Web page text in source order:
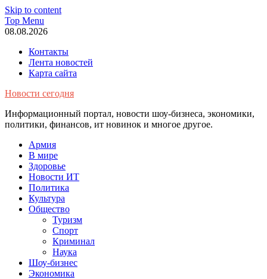
Skip to content
Top Menu
08.08.2026
Контакты
Лента новостей
Карта сайта
Новости сегодня
Информационный портал, новости шоу-бизнеса, экономики,
политики, финансов, ит новинок и многое другое.
Армия
В мире
Здоровье
Новости ИТ
Политика
Культура
Общество
Туризм
Спорт
Криминал
Наука
Шоу-бизнес
Экономика